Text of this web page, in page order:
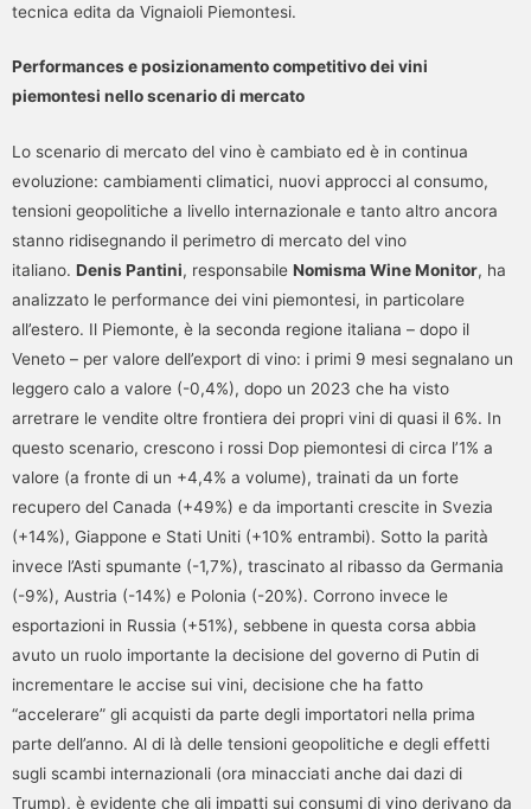
tecnica edita da Vignaioli Piemontesi.
Performances e posizionamento competitivo dei vini
piemontesi nello scenario di mercato
Lo scenario di mercato del vino è cambiato ed è in continua
evoluzione: cambiamenti climatici, nuovi approcci al consumo,
tensioni geopolitiche a livello internazionale e tanto altro ancora
stanno ridisegnando il perimetro di mercato del vino
italiano. Denis Pantini, responsabile Nomisma Wine Monitor, ha
analizzato le performance dei vini piemontesi, in particolare
all’estero. Il Piemonte, è la seconda regione italiana – dopo il
Veneto – per valore dell’export di vino: i primi 9 mesi segnalano un
leggero calo a valore (-0,4%), dopo un 2023 che ha visto
arretrare le vendite oltre frontiera dei propri vini di quasi il 6%. In
questo scenario, crescono i rossi Dop piemontesi di circa l’1% a
valore (a fronte di un +4,4% a volume), trainati da un forte
recupero del Canada (+49%) e da importanti crescite in Svezia
(+14%), Giappone e Stati Uniti (+10% entrambi). Sotto la parità
invece l’Asti spumante (-1,7%), trascinato al ribasso da Germania
(-9%), Austria (-14%) e Polonia (-20%). Corrono invece le
esportazioni in Russia (+51%), sebbene in questa corsa abbia
avuto un ruolo importante la decisione del governo di Putin di
incrementare le accise sui vini, decisione che ha fatto
“accelerare” gli acquisti da parte degli importatori nella prima
parte dell’anno. Al di là delle tensioni geopolitiche e degli effetti
sugli scambi internazionali (ora minacciati anche dai dazi di
Trump), è evidente che gli impatti sui consumi di vino derivano da